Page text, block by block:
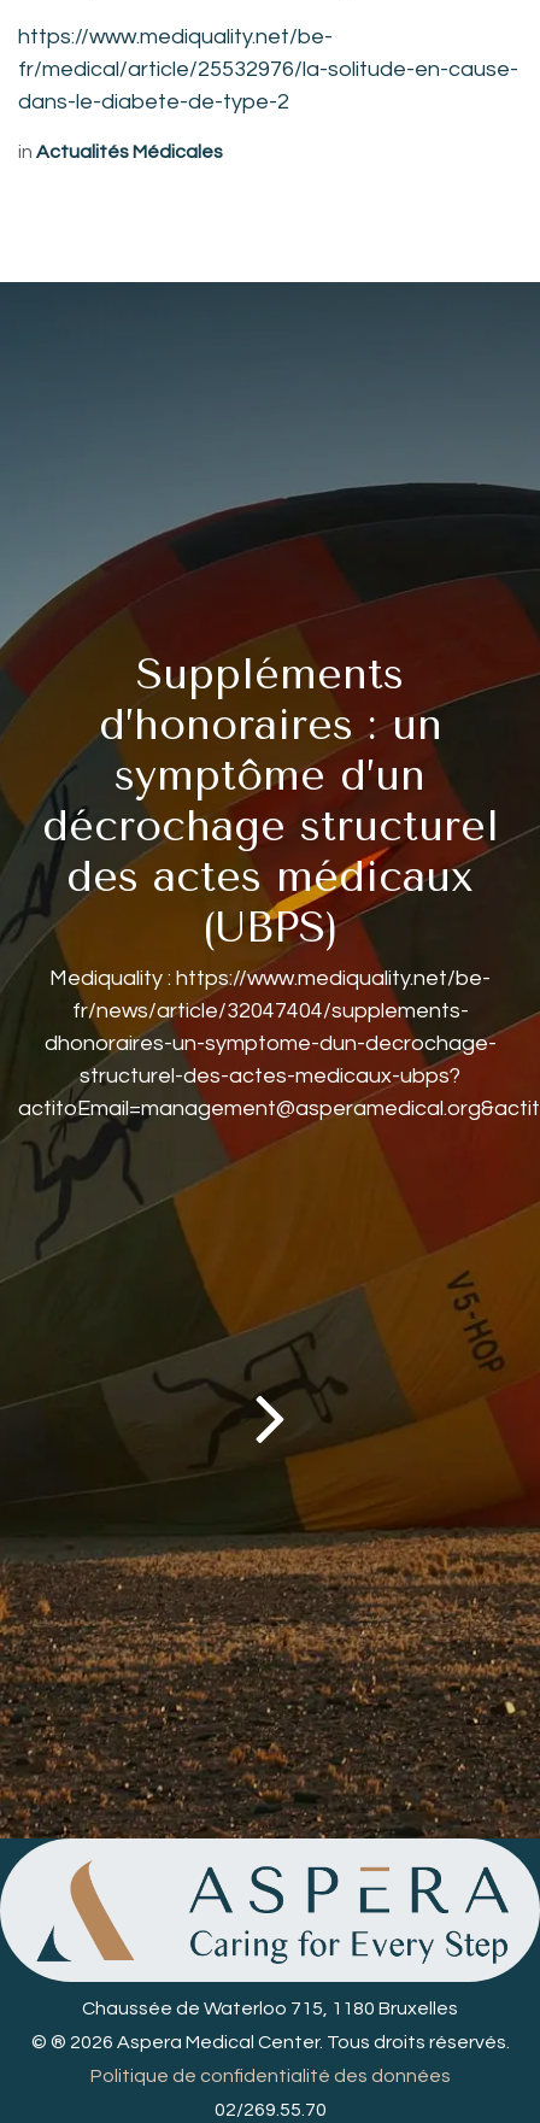
https://www.mediquality.net/be-
fr/medical/article/25532976/la-solitude-en-cause-
dans-le-diabete-de-type-2
in Actualités Médicales
Suppléments
d’honoraires : un
symptôme d’un
décrochage structurel
des actes médicaux
(UBPS)
Mediquality : https://www.mediquality.net/be-
fr/news/article/32047404/supplements-
dhonoraires-un-symptome-dun-decrochage-
structurel-des-actes-medicaux-ubps?
Chaussée de Waterloo 715, 1180 Bruxelles
© ® 2026 Aspera Medical Center. Tous droits réservés.
Politique de confidentialité des données
02/269.55.70